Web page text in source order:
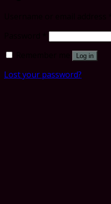
Log in
Lost your password?